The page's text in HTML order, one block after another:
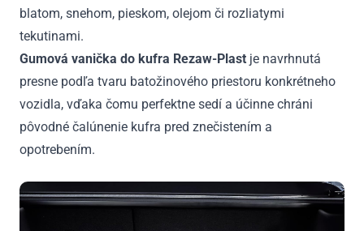
blatom, snehom, pieskom, olejom či rozliatymi
tekutinami.
Gumová vanička do kufra Rezaw-Plast je navrhnutá
presne podľa tvaru batožinového priestoru konkrétneho
vozidla, vďaka čomu perfektne sedí a účinne chráni
pôvodné čalúnenie kufra pred znečistením a
opotrebením.